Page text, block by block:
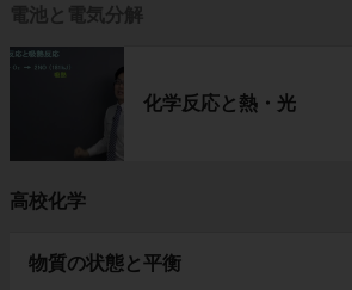
電池と電気分解
化学反応と熱・光
高校化学
物質の状態と平衡